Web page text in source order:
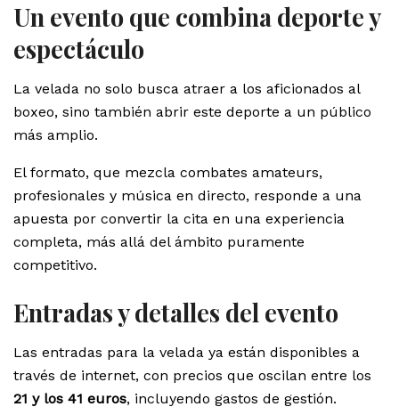
Un evento que combina deporte y
espectáculo
La velada no solo busca atraer a los aficionados al
boxeo, sino también abrir este deporte a un público
más amplio.
El formato, que mezcla combates amateurs,
profesionales y música en directo, responde a una
apuesta por convertir la cita en una experiencia
completa, más allá del ámbito puramente
competitivo.
Entradas y detalles del evento
Las entradas para la velada ya están disponibles a
través de internet, con precios que oscilan entre los
21 y los 41 euros, incluyendo gastos de gestión.